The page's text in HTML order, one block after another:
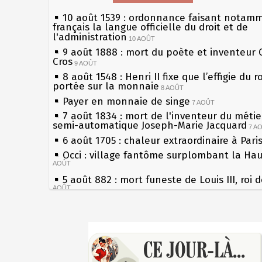
10 août 1539 : ordonnance faisant
français la langue officielle du droit et de
l'administration 10 AOÛT
9 août 1888 : mort du poète et inventeur
Cros 9 AOÛT
8 août 1548 : Henri II fixe que l’effigie du
portée sur la monnaie 8 AOÛT
Payer en monnaie de singe 7 AOÛT
7 août 1834 : mort de l'inventeur du
semi-automatique Joseph-Marie Jacquard 7
6 août 1705 : chaleur extraordinaire à Paris
Occi : village fantôme surplombant la
AOÛT
5 août 882 : mort funeste de Louis III, roi
AOÛT
Rouelle 3 AOÛT
Musée Jean de La Fontaine : réouverture
les siècles
27 mai 1610 : supplice de François
du roi Henri IV